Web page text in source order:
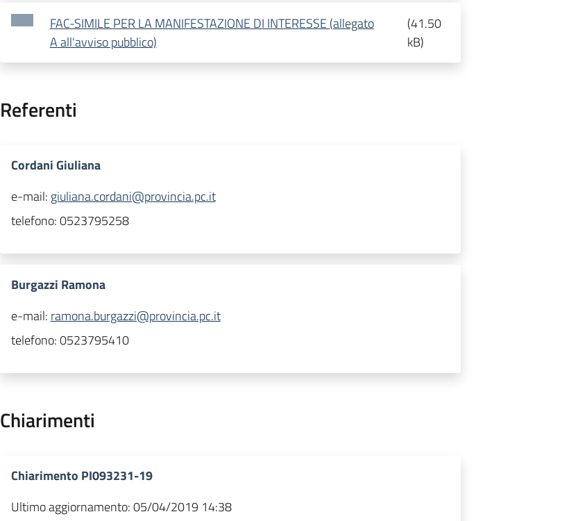
FAC-SIMILE PER LA MANIFESTAZIONE DI INTERESSE (allegato
A all'avviso pubblico)
(41.50
kB)
Referenti
Cordani Giuliana
e-mail: giuliana.cordani@provincia.pc.it
telefono:0523795258
Burgazzi Ramona
e-mail: ramona.burgazzi@provincia.pc.it
telefono:0523795410
Chiarimenti
Chiarimento PI093231-19
Ultimo aggiornamento:05/04/2019 14:38